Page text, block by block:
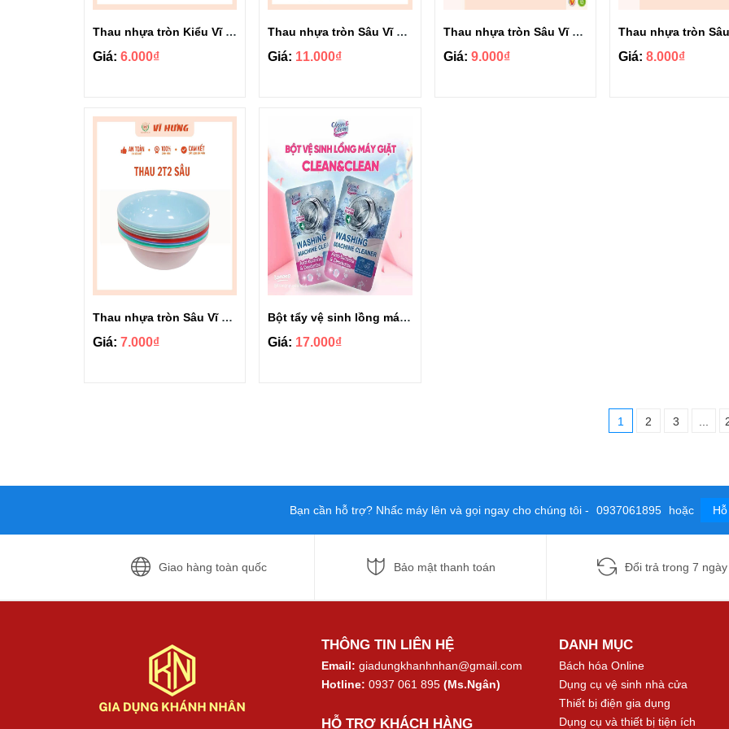
Thau nhựa tròn Kiểu Vĩ Hưng 2T0 3404
Giá: 6.000₫
Thau nhựa tròn Sâu Vĩ Hưng 2T8 6620
Giá: 11.000₫
Thau nhựa tròn Sâu Vĩ Hưng 2T6 6616
Giá: 9.000₫ Giá:8.000₫
Thau nhựa tròn Sâu Vĩ Hưng 2T2 6575
Giá: 7.000₫
Bột tẩy vệ sinh lồng máy giặt Clean&Clean túi 300g
Giá: 17.000₫
1 2 3
Bạn cần hỗ trợ? Nhấc máy lên và gọi ngay cho chúng tôi - 0937061895 hoặc
Giao hàng toàn quốc Bảo mật thanh toán Đổi trả trong 7 ngày
THÔNG TIN LIÊN HỆ
Email: giadungkhanhnhan@gmail.com
Hotline: 0937 061 895 (Ms.Ngân)
HỖ TRỢ KHÁCH HÀNG
DANH MỤC
Bách hóa Online
Dụng cụ vệ sinh nhà cửa
Thiết bị điện gia dụng
Dụng cụ và thiết bị tiện ích